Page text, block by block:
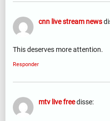
cnn live stream news
This deserves more attention.
Responder
mtv live freedisse: